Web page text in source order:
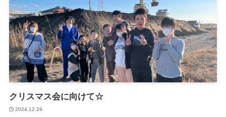
クリスマス会に向けて☆
2024.12.19